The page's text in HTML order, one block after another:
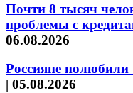
Почти 8 тысяч
проблемы с
06.08.2026
Россияне
| 05.08.2026